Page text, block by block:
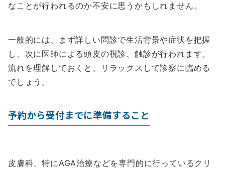
なことが行われるのか不安に思うかもしれません。
一般的には、まず詳しい問診で生活背景や症状を把握
し、次に医師による頭皮の視診、触診が行われます。
流れを理解しておくと、リラックスして診察に臨める
でしょう。
予約から受付までに準備すること
皮膚科、特にAGA治療などを専門的に行っているクリ